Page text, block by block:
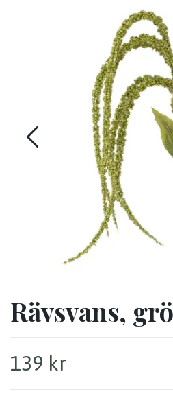
Rävsvans,
139 kr